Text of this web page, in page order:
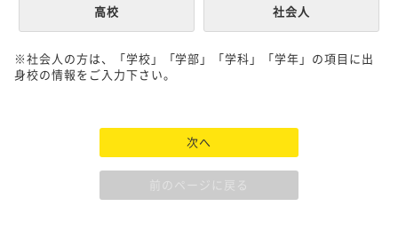
高校 社会人
※社会人の方は、「学校」「学部」「学科」「学年」の項目に出
身校の情報をご入力下さい。
次へ
前のページに戻る